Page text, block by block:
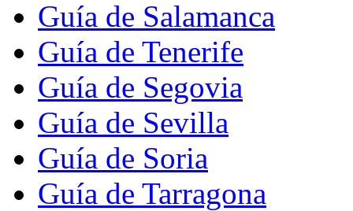
Guía de Salamanca
Guía de Tenerife
Guía de Segovia
Guía de Sevilla
Guía de Soria
Guía de Tarragona